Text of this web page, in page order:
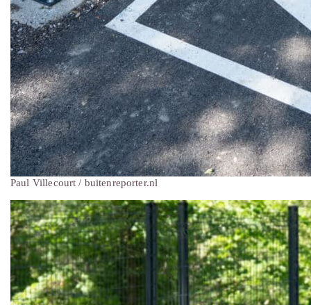
Paul Villecourt / buitenreporter.nl